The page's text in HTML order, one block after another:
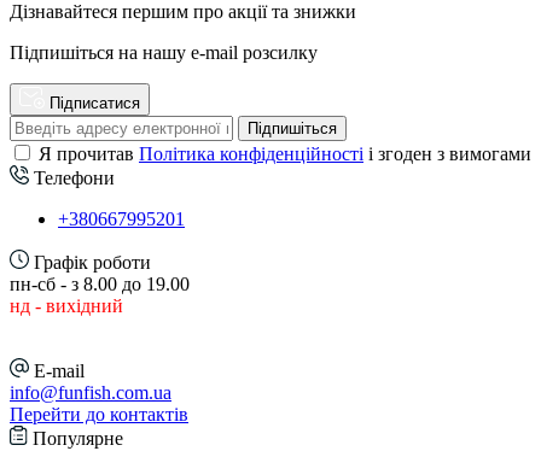
Дізнавайтеся першим про акції та знижки
Підпишіться на нашу e-mail розсилку
Підписатися
Підпишіться
Я прочитав Політика конфіденційності і згоден з вимогами
Телефони
+380667995201
Графік роботи
пн-сб - з 8.00 до 19.00
нд - вихідний
E-mail
info@funfish.com.ua
Перейти до контактів
Популярне